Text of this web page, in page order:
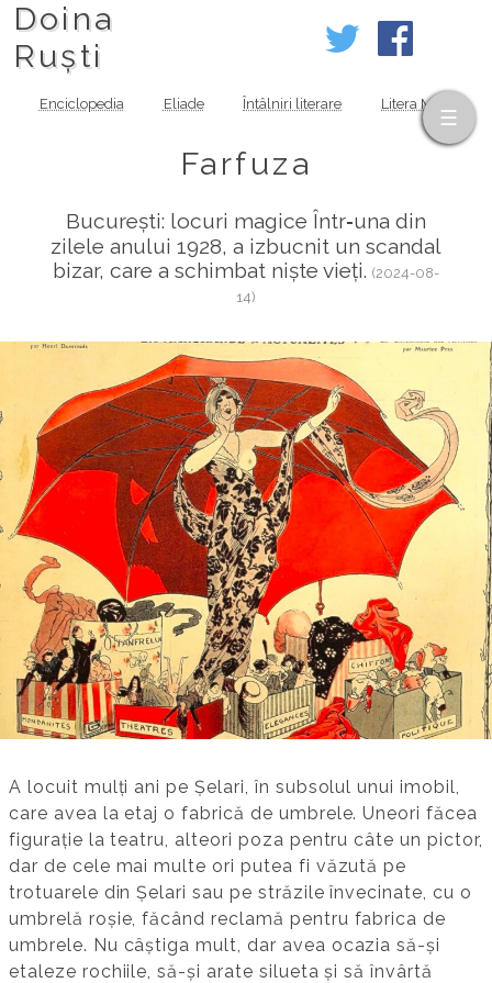
Doina
Ruști
Enciclopedia Eliade Întâlniri literare Litera MOV
Farfuza
București: locuri magice Într‑una din
zilele anului 1928, a izbucnit un scandal
bizar, care a schimbat niște vieți. (2024-08-
14)
A locuit mulți ani pe Șelari, în subsolul unui imobil,
care avea la etaj o fabrică de umbrele. Uneori făcea
figurație la teatru, alteori poza pentru câte un pictor,
dar de cele mai multe ori putea fi văzută pe
trotuarele din Șelari sau pe străzile învecinate, cu o
umbrelă roșie, făcând reclamă pentru fabrica de
umbrele. Nu câștiga mult, dar avea ocazia să-și
etaleze rochiile, să-și arate silueta și să învârtă